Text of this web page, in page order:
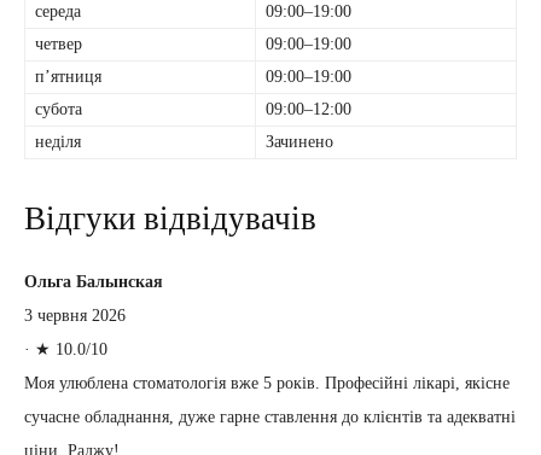
середа
09:00–19:00
четвер
09:00–19:00
пʼятниця
09:00–19:00
субота
09:00–12:00
неділя
Зачинено
Відгуки відвідувачів
Ольга Балынская
3 червня 2026
· ★ 10.0/10
Моя улюблена стоматологія вже 5 років. Професійні лікарі, якісне
сучасне обладнання, дуже гарне ставлення до клієнтів та адекватні
ціни. Раджу!